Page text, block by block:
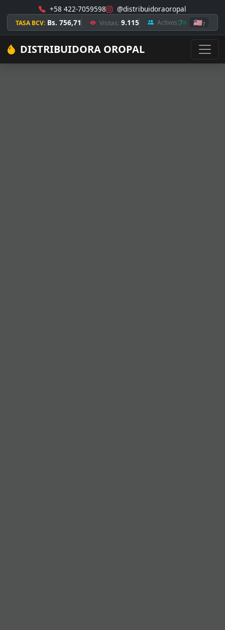
+58 422-7059598 @distribuidoraoropal
TASA BCV: Bs. 756,71 Visitas: 9.115 Activos:7 🇺🇸7
DISTRIBUIDORA OROPAL